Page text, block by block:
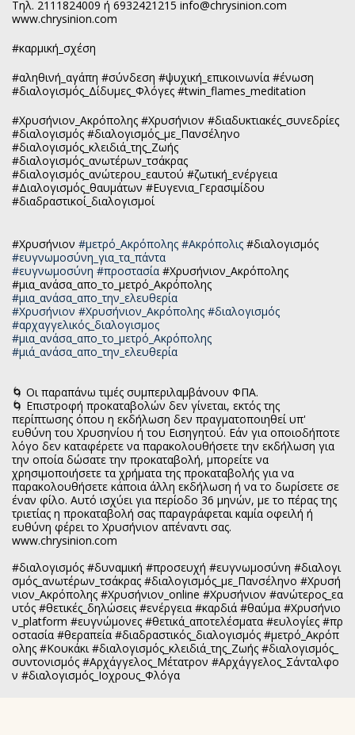
Τηλ. 2111824009 ή 6932421215 info@chrysinion.com
www.chrysinion.com
#καρμική_σχέση
#αληθινή_αγάπη #σύνδεση #ψυχική_επικοινωνία #ένωση
#διαλογισμός_Δίδυμες_Φλόγες #twin_flames_meditation
#Χρυσήνιον_Ακρόπολης #Χρυσήνιον #διαδυκτιακές_συνεδρίες
#διαλογισμός #διαλογισμός_με_Πανσέληνο
#διαλογισμός_κλειδιά_της_Ζωής
#διαλογισμός_ανωτέρων_τσάκρας
#διαλογισμός_ανώτερου_εαυτού #ζωτική_ενέργεια
#Διαλογισμός_θαυμάτων #Ευγενια_Γερασιμίδου
#διαδραστικοί_διαλογισμοί
#Χρυσήνιον #μετρό_Ακρόπολης #Ακρόπολις #διαλογισμός
#ευγνωμοσύνη_για_τα_πάντα
#ευγνωμοσύνη #προστασία #Χρυσήνιον_Ακρόπολης
#μια_ανάσα_απο_το_μετρό_Ακρόπολης
#μια_ανάσα_απο_την_ελευθερία
#Χρυσήνιον #Χρυσήνιον_Ακρόπολης #διαλογισμός
#αρχαγγελικός_διαλογισμος
#μια_ανάσα_απο_το_μετρό_Ακρόπολης
#μιά_ανάσα_απο_την_ελευθερία
🌀 Οι παραπάνω τιμές συμπεριλαμβάνουν ΦΠΑ.
🌀 Επιστροφή προκαταβολών δεν γίνεται, εκτός της
περίπτωσης όπου η εκδήλωση δεν πραγματοποιηθεί υπ'
ευθύνη του Χρυσηνίου ή του Εισηγητού. Εάν για οποιοδήποτε
λόγο δεν καταφέρετε να παρακολουθήσετε την εκδήλωση για
την οποία δώσατε την προκαταβολή, μπορείτε να
χρησιμοποιήσετε τα χρήματα της προκαταβολής για να
παρακολουθήσετε κάποια άλλη εκδήλωση ή να το δωρίσετε σε
έναν φίλο. Αυτό ισχύει για περίοδο 36 μηνών, με το πέρας της
τριετίας η προκαταβολή σας παραγράφεται καμία οφειλή ή
ευθύνη φέρει το Χρυσήνιον απέναντι σας.
www.chrysinion.com
#διαλογισμός #δυναμική #προσευχή #ευγνωμοσύνη #διαλογι
σμός_ανωτέρων_τσάκρας #διαλογισμός_με_Πανσέληνο #Χρυσή
νιον_Ακρόπολης #Χρυσήνιον_online #Χρυσήνιον #ανώτερος_εα
υτός #θετικές_δηλώσεις #ενέργεια #καρδιά #θαύμα #Χρυσήνιο
ν_platform #ευγνώμονες #θετικά_αποτελέσματα #ευλογίες #πρ
οστασία #θεραπεία #διαδραστικός_διαλογισμός #μετρό_Ακρόπ
ολης #Κουκάκι #διαλογισμός_κλειδιά_της_Ζωής #διαλογισμός_
συντονισμός #Αρχάγγελος_Μέτατρον #Αρχάγγελος_Σάνταλφο
ν #διαλογισμός_Ιοχρους_Φλόγα